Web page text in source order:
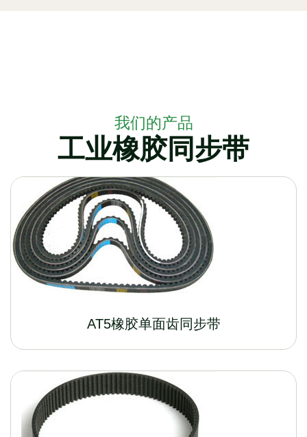
我们的产品
工业橡胶同步带
AT5橡胶单面齿同步带